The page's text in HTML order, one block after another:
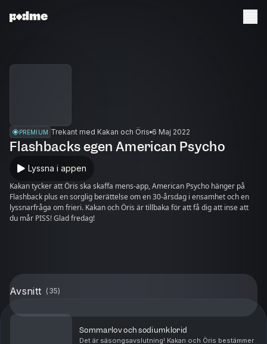
PREMIUM Trekant med Kakan och Öris 6 Maj 2022
Flashbacks egen American Psycho
Lyssna i appen
Kakan tycker att Öris ska skaffa mens-app, American Psycho hänger på
Flashback plus en sorglig berättelse om en 30-årsdag i ensamhet och en
lyssnarfråga om frieri. Kakan och Öris är tillbaka för att få dig att inse att
du mår PISS! Glad fredag!
Avsnitt ( 35)
Sommarlov och sodiumklorid
Det är säsongsavslutning! Kakan och Öris bestämmer